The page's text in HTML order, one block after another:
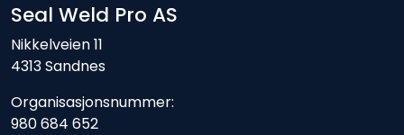
Seal Weld Pro AS
Nikkelveien 11
4313 Sandnes
Organisasjonsnummer:
980 684 652